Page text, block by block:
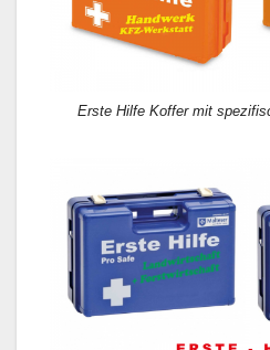
Erste Hilfe Koffer mit